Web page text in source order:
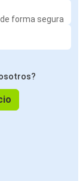
forma segura